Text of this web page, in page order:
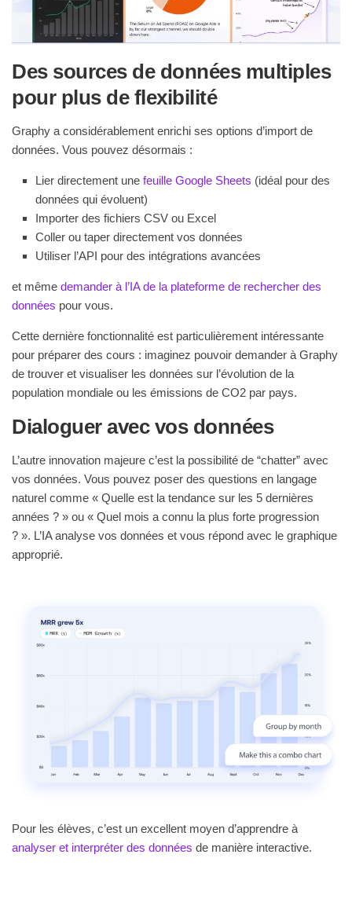
Des sources de données multiples
pour plus de flexibilité
Graphy a considérablement enrichi ses options d’import de
données. Vous pouvez désormais :
Lier directement une feuille Google Sheets (idéal pour des
données qui évoluent)
Importer des fichiers CSV ou Excel
Coller ou taper directement vos données
Utiliser l’API pour des intégrations avancées
et même demander à l’IA de la plateforme de rechercher des
données pour vous.
Cette dernière fonctionnalité est particulièrement intéressante
pour préparer des cours : imaginez pouvoir demander à Graphy
de trouver et visualiser les données sur l’évolution de la
population mondiale ou les émissions de CO2 par pays.
Dialoguer avec vos données
L’autre innovation majeure c’est la possibilité de “chatter” avec
vos données. Vous pouvez poser des questions en langage
naturel comme « Quelle est la tendance sur les 5 dernières
années ? » ou « Quel mois a connu la plus forte progression
? ». L’IA analyse vos données et vous répond avec le graphique
approprié.
Pour les élèves, c’est un excellent moyen d’apprendre à
analyser et interpréter des données de manière interactive.